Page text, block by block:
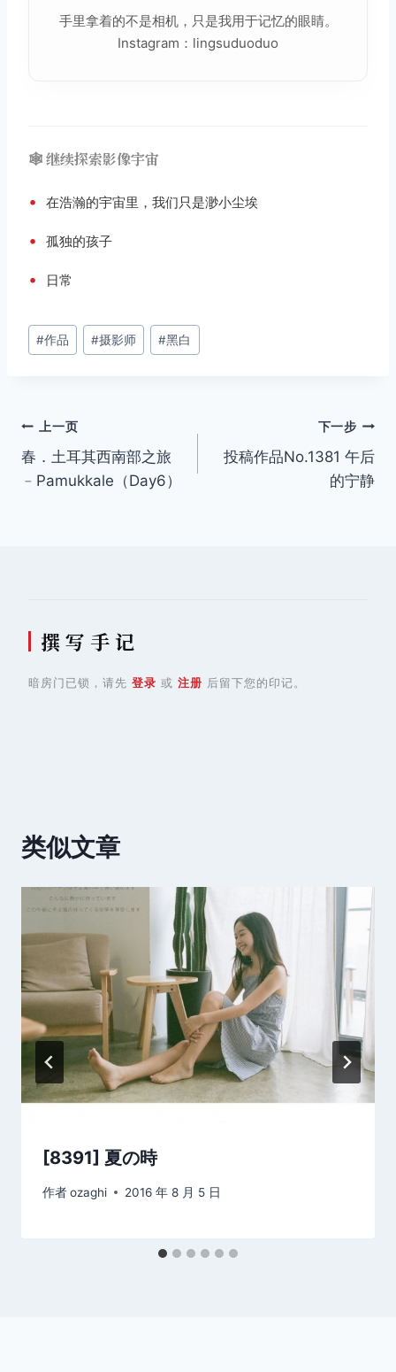
手里拿着的不是相机，只是我用于记忆的眼睛。
Instagram：lingsuduoduo
🕸️ 继续探索影像宇宙
• 在浩瀚的宇宙里，我们只是渺小尘埃
• 孤独的孩子
• 日常
文
章
#作品 #摄影师 #黑白
文
章
上一页
春．土耳其西南部之旅
﹣Pamukkale（Day6）
下一步
投稿作品No.1381 午后
的宁静
撰 写 手 记
暗房门已锁，请先 登录 或 注册 后留下您的印记。
类似文章
[8391] 夏の時
作者ozaghi 2016 年 8 月 5 日